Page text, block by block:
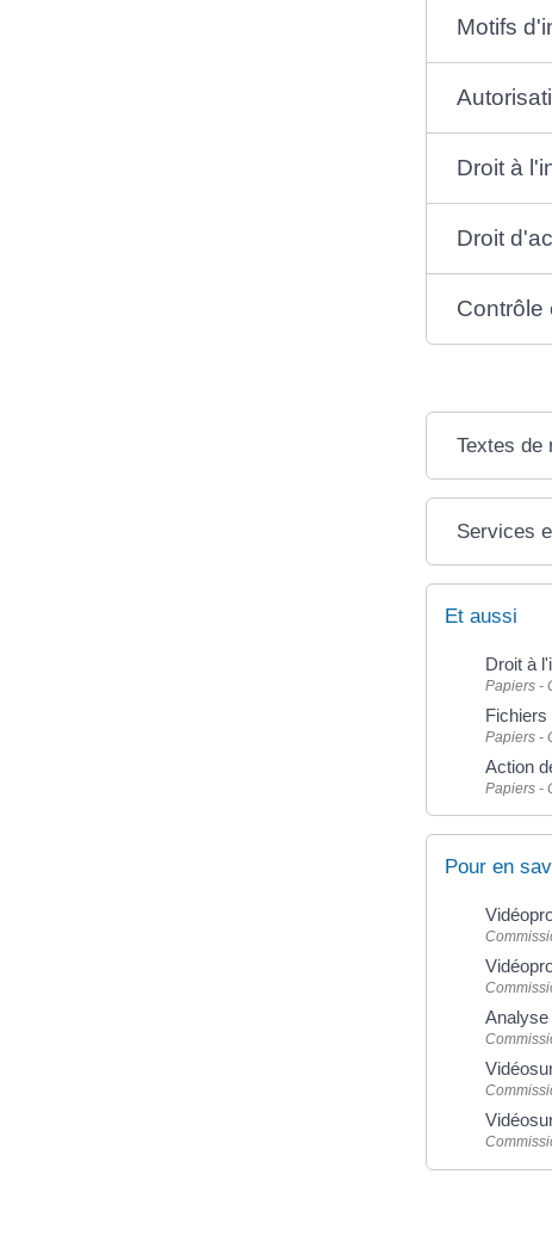
Motifs
Droit à
Droit
Contrôle
Textes de
Services
Et aussi
Droit à
Papiers -
Fichiers
Papiers -
Action
Papiers -
Pour en
Analyse